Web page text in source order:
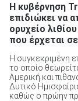
Η κυβέρνηση
επιδιώκει να
ορυχείο
που έρχεται
Η συγκεκριμένη
το οποίο
Αμερική και
Δυτικό
καθώς ο πρώην